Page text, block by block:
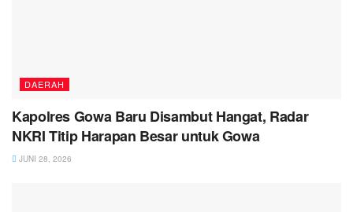
DAERAH
Kapolres Gowa Baru Disambut Hangat, Radar
NKRI Titip Harapan Besar untuk Gowa
JUNI 28, 2026